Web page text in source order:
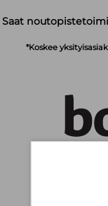
Saat
*Koskee